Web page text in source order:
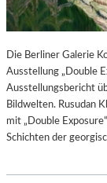
Die Berliner Galerie
Ausstellung „Double
Ausstellungsbericht
Bildwelten. Rusudan
mit „Double
Schichten der